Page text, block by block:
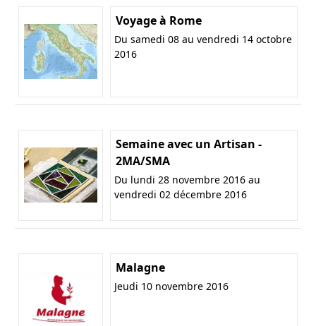
Voyage à Rome
Du samedi 08 au vendredi 14 octobre
2016
Semaine avec un Artisan -
2MA/SMA
Du lundi 28 novembre 2016 au
vendredi 02 décembre 2016
Malagne
Jeudi 10 novembre 2016